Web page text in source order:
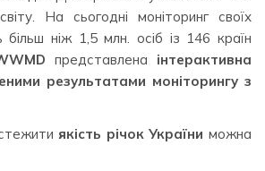
На сьогодні моніторинг своїх
ніж 1,5 млн. осіб із 146 країн
представлена інтерактивна
результатами моніторингу з
якість річок України можна